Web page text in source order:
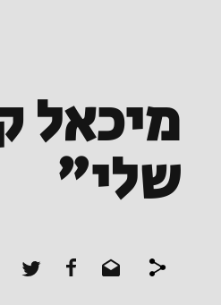
מיכאל
שלי"